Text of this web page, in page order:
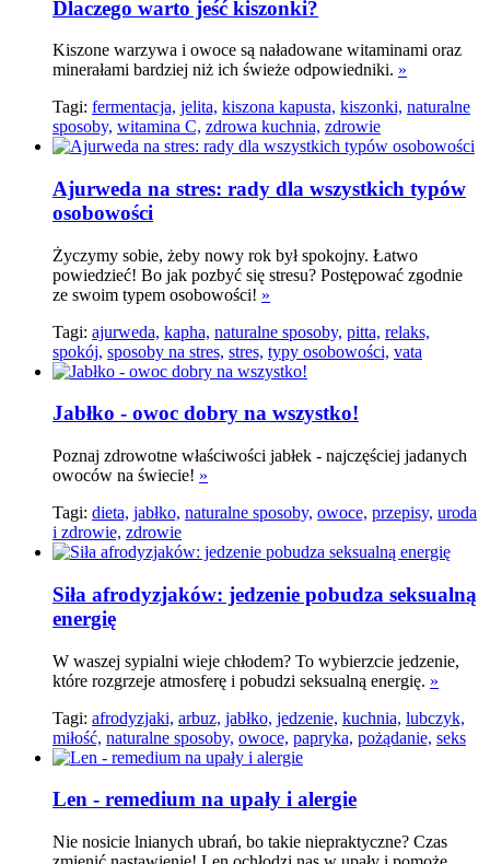
Dlaczego warto jeść kiszonki?
Kiszone warzywa i owoce są naładowane witaminami oraz
minerałami bardziej niż ich świeże odpowiedniki. »
Tagi: fermentacja, jelita, kiszona kapusta, kiszonki, naturalne
sposoby, witamina C, zdrowa kuchnia, zdrowie
Ajurweda na stres: rady dla wszystkich typów
osobowości
Życzymy sobie, żeby nowy rok był spokojny. Łatwo
powiedzieć! Bo jak pozbyć się stresu? Postępować zgodnie
ze swoim typem osobowości! »
Tagi: ajurweda, kapha, naturalne sposoby, pitta, relaks,
spokój, sposoby na stres, stres, typy osobowości, vata
Jabłko - owoc dobry na wszystko!
Poznaj zdrowotne właściwości jabłek - najczęściej jadanych
owoców na świecie! »
Tagi: dieta, jabłko, naturalne sposoby, owoce, przepisy, uroda
i zdrowie, zdrowie
Siła afrodyzjaków: jedzenie pobudza seksualną
energię
W waszej sypialni wieje chłodem? To wybierzcie jedzenie,
które rozgrzeje atmosferę i pobudzi seksualną energię. »
Tagi: afrodyzjaki, arbuz, jabłko, jedzenie, kuchnia, lubczyk,
miłość, naturalne sposoby, owoce, papryka, pożądanie, seks
Len - remedium na upały i alergie
Nie nosicie lnianych ubrań, bo takie niepraktyczne? Czas